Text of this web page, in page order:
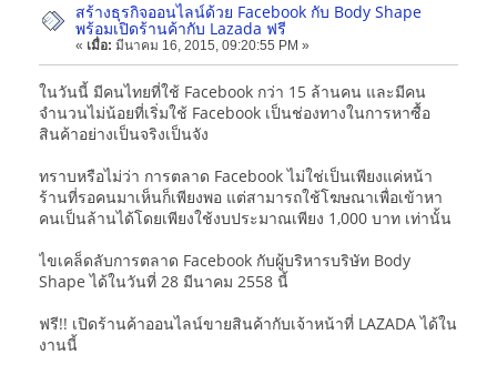
สร้างธุรกิจออนไลน์ด้วย Facebook กับ Body Shape
พร้อมเปิดร้านค้ากับ Lazada ฟรี
« เมื่อ: มีนาคม 16, 2015, 09:20:55 PM »
ในวันนี้ มีคนไทยที่ใช้ Facebook กว่า 15 ล้านคน และมีคน
จำนวนไม่น้อยที่เริ่มใช้ Facebook เป็นช่องทางในการหาซื้อ
สินค้าอย่างเป็นจริงเป็นจัง
ทราบหรือไม่ว่า การตลาด Facebook ไม่ใช่เป็นเพียงแค่หน้า
ร้านที่รอคนมาเห็นก็เพียงพอ แต่สามารถใช้โฆษณาเพื่อเข้าหา
คนเป็นล้านได้โดยเพียงใช้งบประมาณเพียง 1,000 บาท เท่านั้น
ไขเคล็ดลับการตลาด Facebook กับผู้บริหารบริษัท Body
Shape ได้ในวันที่ 28 มีนาคม 2558 นี้
ฟรี!! เปิดร้านค้าออนไลน์ขายสินค้ากับเจ้าหน้าที่ LAZADA ได้ใน
งานนี้